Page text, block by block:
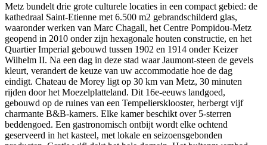
Metz bundelt drie grote culturele locaties in een compact gebied: de
kathedraal Saint-Etienne met 6.500 m2 gebrandschilderd glas,
waaronder werken van Marc Chagall, het Centre Pompidou-Metz
geopend in 2010 onder zijn hexagonale houten constructie, en het
Quartier Imperial gebouwd tussen 1902 en 1914 onder Keizer
Wilhelm II. Na een dag in deze stad waar Jaumont-steen de gevels
kleurt, verandert de keuze van uw accommodatie hoe de dag
eindigt. Chateau de Morey ligt op 30 km van Metz, 30 minuten
rijden door het Moezelplatteland. Dit 16e-eeuws landgoed,
gebouwd op de ruines van een Tempeliersklooster, herbergt vijf
charmante B&B-kamers. Elke kamer beschikt over 5-sterren
beddengoed. Een gastronomisch ontbijt wordt elke ochtend
geserveerd in het kasteel, met lokale en seizoensgebonden